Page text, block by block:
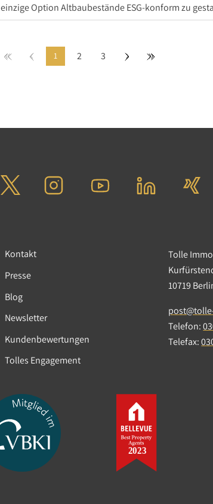
einzige Option Altbaubestände ESG-konform zu
« ‹ 1 2 3 › »
Kontakt
Presse
Blog
Newsletter
Kundenbewertungen
Tolles Engagement
Tolle
10719
Telefon:
Telefax: